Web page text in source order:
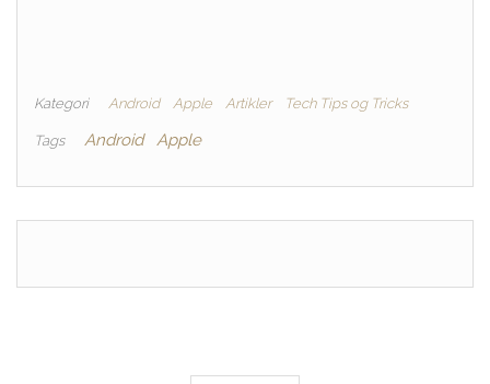
Kategori Android Apple Artikler Tech Tips og Tricks
Tags Android Apple